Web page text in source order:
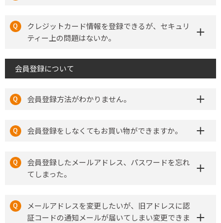
クレジットカード情報を登録できるが、セキュリ
ティー上の問題はないか。
会員登録について
会員登録方法がわかりません。
会員登録をしなくてもお買い物ができますか。
会員登録したメールアドレス、パスワードを忘れ
てしまった。
メールアドレスを変更したいが、旧アドレスに認
証コードの通知メールが届いてしまい変更できま